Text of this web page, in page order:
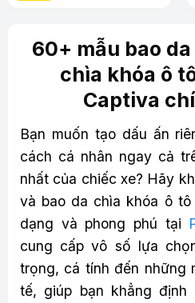
60+ mẫu bao
chìa khóa ô
Captiva
Bạn muốn tạo dấu ấn
cách cá nhân ngay cả
nhất của chiếc xe? Hãy
và bao da chìa khóa ô tô
dạng và phong phú tại
cung cấp vô số lựa
trọng, cá tính đến những
tế, giúp bạn khẳng